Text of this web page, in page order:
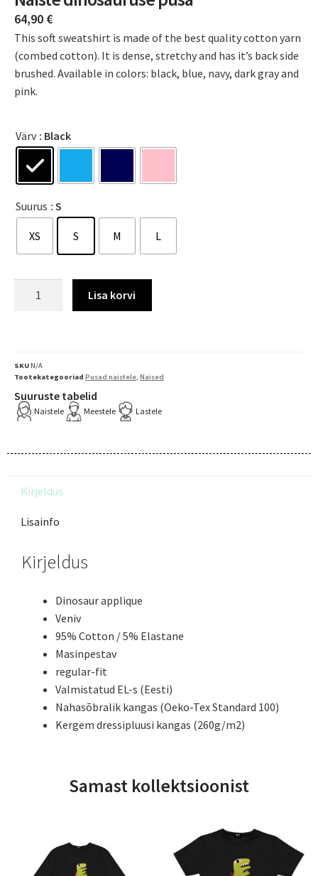
64,90 €
This soft sweatshirt is made of the best quality cotton yarn
(combed cotton). It is dense, stretchy and has it’s back side
brushed. Available in colors: black, blue, navy, dark gray and
pink.
Värv : Black
Suurus : S
XS S M L
Lisa korvi
SKU N/A
Tootekategooriad Pusad naistele Naised
Suuruste tabelid
Naistele Meestele Lastele
Kirjeldus
Lisainfo
Kirjeldus
Dinosaur applique
Veniv
95% Cotton / 5% Elastane
Masinpestav
regular-fit
Valmistatud EL-s (Eesti)
Nahasõbralik kangas (Oeko-Tex Standard 100)
Kergem dressipluusi kangas (260g/m2)
Samast kollektsioonist